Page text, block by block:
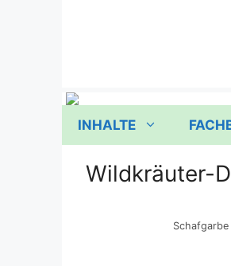
INHALTE
Wildkräuter-
Schaf­gar­be